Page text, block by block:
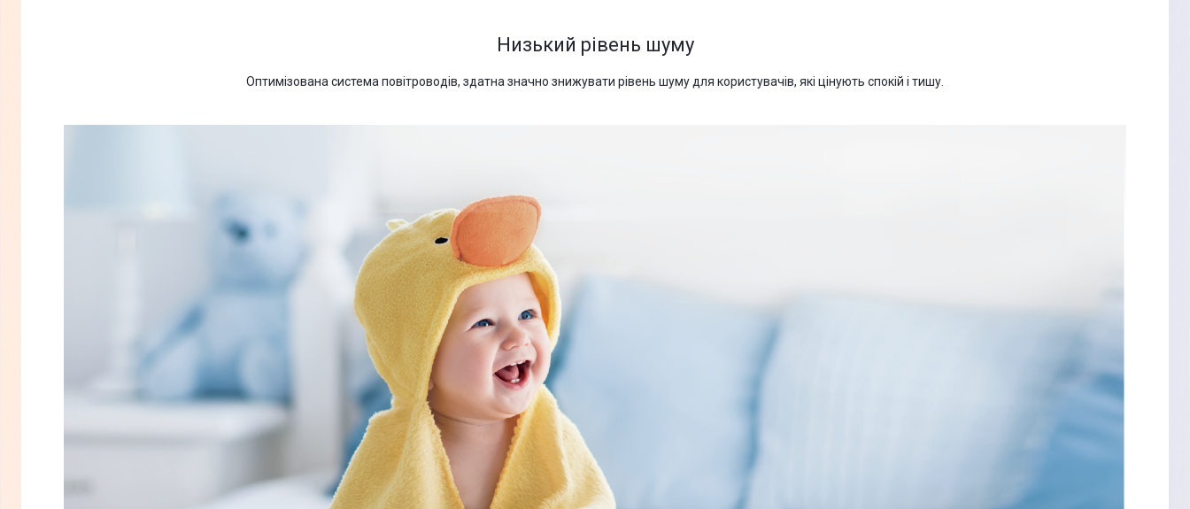
Низький рівень шуму
Оптимізована система повітроводів, здатна значно знижувати рівень шуму для користувачів, які цінують спокій і тишу.